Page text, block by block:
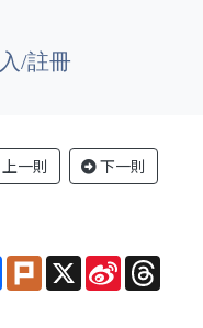
/註冊
上一則 下一則
Facebook
PlurkX Sina
Weibo